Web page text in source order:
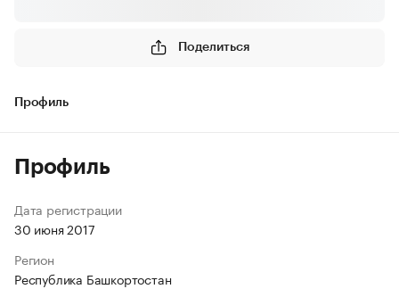
Поделиться
Профиль
Профиль
Дата регистрации
30 июня 2017
Регион
Республика Башкортостан